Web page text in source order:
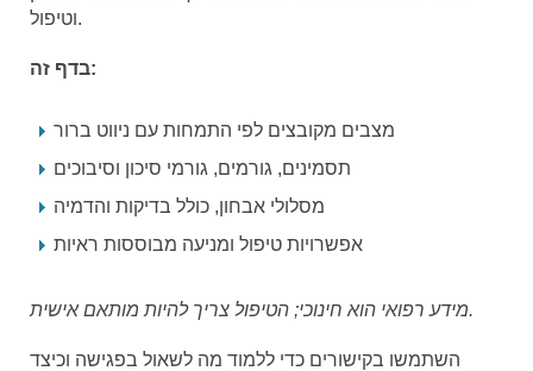
וטיפול.
בדף זה:
מצבים מקובצים לפי התמחות עם ניווט ברור
תסמינים, גורמים, גורמי סיכון וסיבוכים
מסלולי אבחון, כולל בדיקות והדמיה
אפשרויות טיפול ומניעה מבוססות ראיות
מידע רפואי הוא חינוכי; הטיפול צריך להיות מותאם אישית.
השתמשו בקישורים כדי ללמוד מה לשאול בפגישה וכיצד